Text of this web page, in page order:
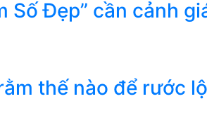
Số Đẹp” cần cảnh
thế nào để rước